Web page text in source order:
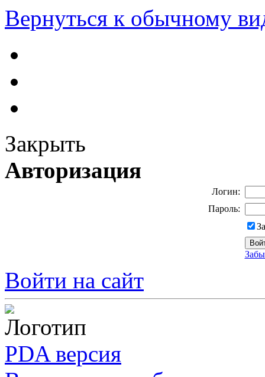
Вернуться к обычному
Закрыть
Авторизация
Логин:
Пароль:
Войти на сайт
PDA версия